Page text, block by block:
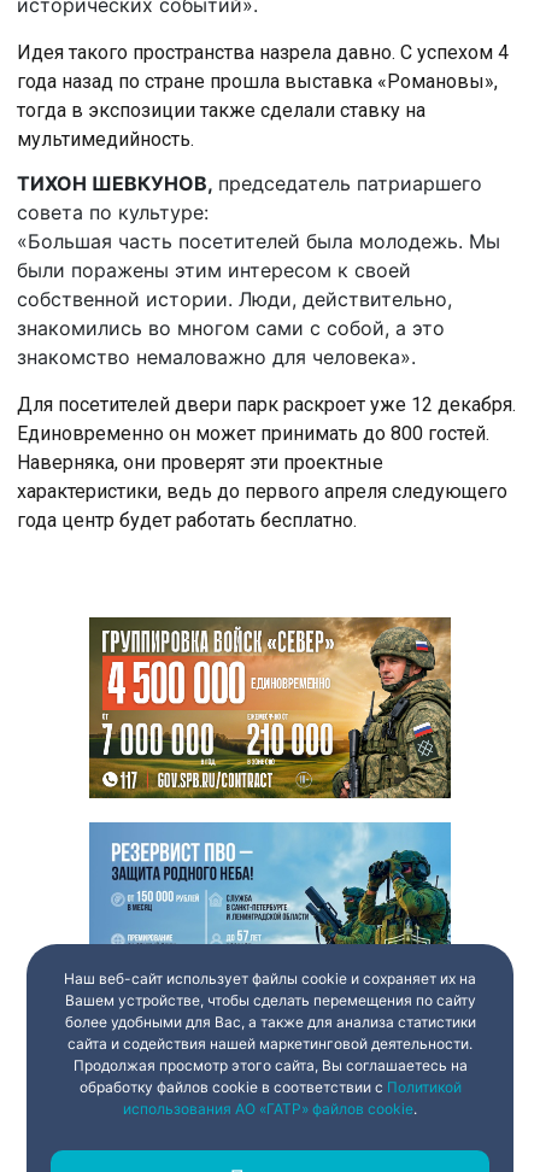
исторических событий».
Идея такого пространства назрела давно. С успехом 4
года назад по стране прошла выставка «Романовы»,
тогда в экспозиции также сделали ставку на
мультимедийность.
ТИХОН ШЕВКУНОВ, председатель патриаршего
совета по культуре:
«Большая часть посетителей была молодежь. Мы
были поражены этим интересом к своей
собственной истории. Люди, действительно,
знакомились во многом сами с собой, а это
знакомство немаловажно для человека».
Для посетителей двери парк раскроет уже 12 декабря.
Единовременно он может принимать до 800 гостей.
Наверняка, они проверят эти проектные
характеристики, ведь до первого апреля следующего
года центр будет работать бесплатно.
Наш веб-сайт использует файлы cookie и сохраняет их на
Вашем устройстве, чтобы сделать перемещения по сайту
более удобными для Вас, а также для анализа статистики
сайта и содействия нашей маркетинговой деятельности.
Продолжая просмотр этого сайта, Вы соглашаетесь на
обработку файлов cookie в соответствии с Политикой
использования АО «ГАТР» файлов cookie.